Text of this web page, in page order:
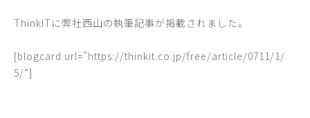
ThinkITに弊社西山の執筆記事が掲載されました。
[blogcard url=”https://thinkit.co.jp/free/article/0711/1/
5/”]